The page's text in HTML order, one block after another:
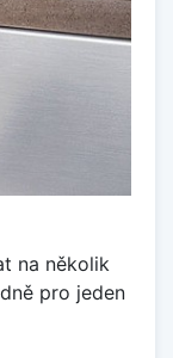
na několik
pro jeden